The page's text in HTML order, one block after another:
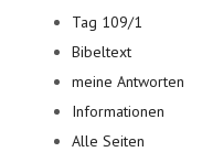
Tag 109/1
Bibeltext
meine Antworten
Informationen
Alle Seiten